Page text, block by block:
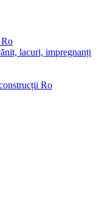
Ro
lacuri, impregnanți
Ro